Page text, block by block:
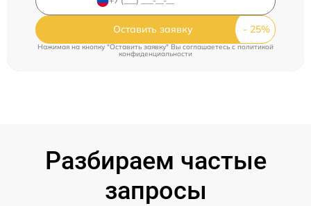
Оставить заявку
Нажимая на кнопку "Оставить заявку" Вы соглашаетесь cполитикой
конфиденциальности
Разбираем частые
запросы